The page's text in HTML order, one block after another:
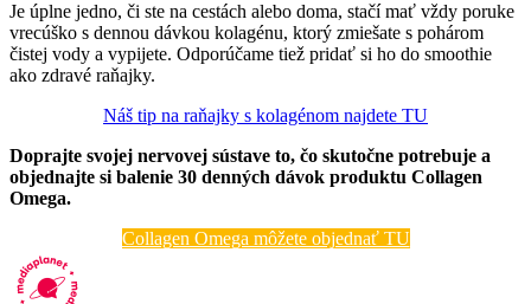
Je úplne jedno, či ste na cestách alebo doma, stačí mať vždy poruke
vrecúško s dennou dávkou kolagénu, ktorý zmiešate s pohárom
čistej vody a vypijete. Odporúčame tiež pridať si ho do smoothie
ako zdravé raňajky.
Náš tip na raňajky s kolagénom najdete TU
Doprajte svojej nervovej sústave to, čo skutočne potrebuje a
objednajte si balenie 30 denných dávok produktu Collagen
Omega.
Collagen Omega môžete objednať TU